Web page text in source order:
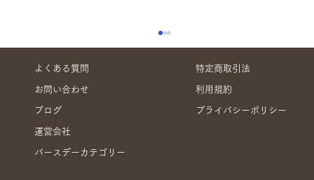
よくある質問
お問い合わせ
ブログ
運営会社
バースデーカテゴリー
特定商取引法
利用規約
プライバシーポリシー